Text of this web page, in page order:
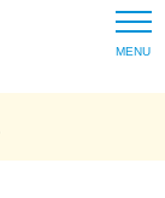
MENU